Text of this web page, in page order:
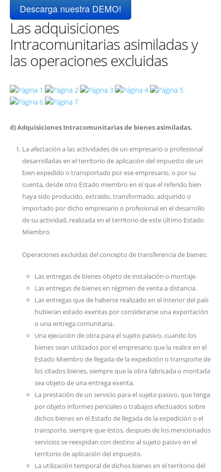
Descarga nuestra DEMO!
Las adquisiciones
Intracomunitarias asimiladas y
las operaciones excluidas
d) Adquisiciones Intracomunitarias de bienes asimiladas.
La afectación a las actividades de un empresario o profesional
desarrolladas en el territorio de aplicación del impuesto de un
bien expedido o transportado por ese empresario, o por su
cuenta, desde otro Estado miembro en el que el referido bien
haya sido producido, extraído, transformado, adquirido o
importado por dicho empresario o profesional en el desarrollo
de su actividad, realizada en el territorio de este último Estado
Miembro.
Operaciones excluidas del concepto de transferencia de bienes:
Las entregas de bienes objeto de instalación o montaje.
Las entregas de bienes en régimen de venta a distancia.
Las entregas que de haberse realizado en el interior del país
hubieran estado exentas por considerarse una exportación
o una entrega comunitaria.
Una ejecución de obra para el sujeto pasivo, cuando los
bienes sean utilizados por el empresario que la realice en el
Estado Miembro de llegada de la expedición o transporte de
los citados bienes, siempre que la obra fabricada o montada
sea objeto de una entrega exenta.
La prestación de un servicio para el sujeto pasivo, que tenga
por objeto informes periciales o trabajos efectuados sobre
dichos bienes en el Estado de llegada de la expedición o el
transporte, siempre que éstos, después de los mencionados
servicios se reexpidan con destino al sujeto pasivo en el
territorio de aplicación del impuesto.
La utilización temporal de dichos bienes en el territorio del